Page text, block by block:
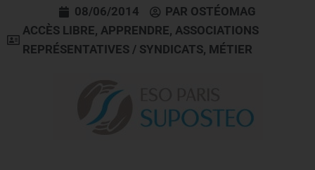
08/06/2014 PAR OSTÉOMAG
ACCÈS LIBRE, APPRENDRE, ASSOCIATIONS
REPRÉSENTATIVES / SYNDICATS, MÉTIER